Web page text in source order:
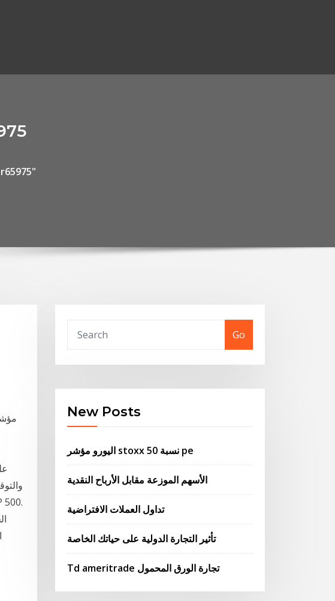
Go
New Posts
اليورو مؤشر stoxx 50 نسبة pe
الأسهم الموزعة مقابل الأرباح النقدية
تداول العملات الافتراضية
تأثير التجارة الدولية على حياتك الخاصة
Td ameritrade تجارة الورق المحمول